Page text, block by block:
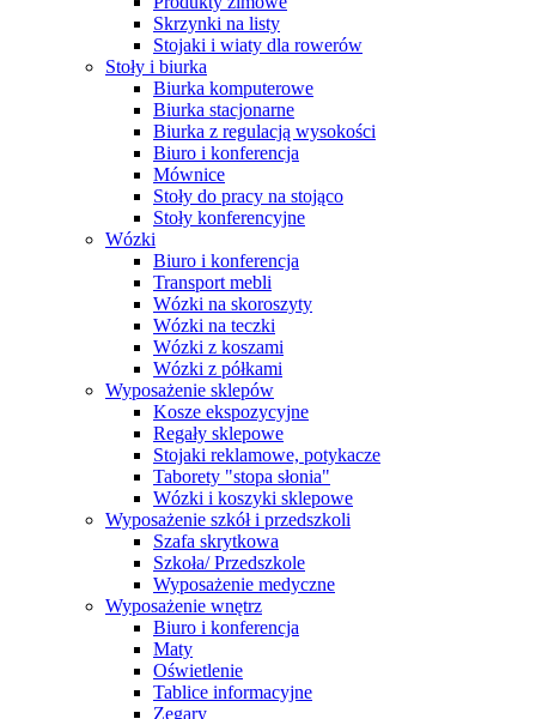
Skrzynki na listy
Stojaki i wiaty dla rowerów
Stoły i biurka
Biurka komputerowe
Biurka stacjonarne
Biurka z regulacją wysokości
Biuro i konferencja
Mównice
Stoły do pracy na stojąco
Stoły konferencyjne
Wózki
Biuro i konferencja
Transport mebli
Wózki na skoroszyty
Wózki na teczki
Wózki z koszami
Wózki z półkami
Wyposażenie sklepów
Kosze ekspozycyjne
Regały sklepowe
Stojaki reklamowe, potykacze
Taborety "stopa słonia"
Wózki i koszyki sklepowe
Wyposażenie szkół i przedszkoli
Szafa skrytkowa
Szkoła/ Przedszkole
Wyposażenie medyczne
Wyposażenie wnętrz
Biuro i konferencja
Maty
Oświetlenie
Tablice informacyjne
Zegary